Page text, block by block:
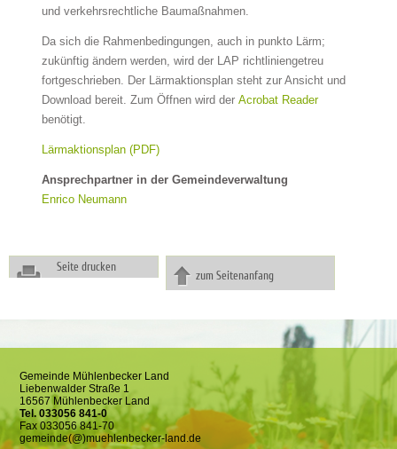
und verkehrsrechtliche Baumaßnahmen.
Da sich die Rahmenbedingungen, auch in punkto Lärm;
zukünftig ändern werden, wird der LAP richtliniengetreu
fortgeschrieben. Der Lärmaktionsplan steht zur Ansicht und
Download bereit. Zum Öffnen wird der Acrobat Reader
benötigt.
Lärmaktionsplan (PDF)
Ansprechpartner in der Gemeindeverwaltung
Enrico Neumann
Seite drucken
zum Seitenanfang
Gemeinde Mühlenbecker Land
Liebenwalder Straße 1
16567 Mühlenbecker Land
Tel. 033056 841-0
Fax 033056 841-70
gemeinde(@)muehlenbecker-land.de